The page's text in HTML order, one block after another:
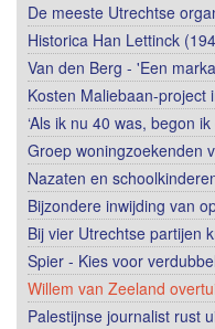
De meeste Utrechtse
Historica Han Lettinck
Van den Berg - 'Een
Kosten Maliebaan-project
‘Als ik nu 40 was, begon
Groep woningzoekenden
Nazaten en
Bijzondere inwijding van
Bij vier Utrechtse partijen
Spier - Kies voor
Willem van Zeeland
Palestijnse journalist rust